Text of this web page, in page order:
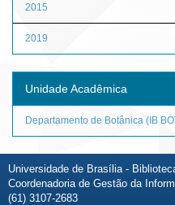
2015
2019
Unidade Acadêmica
Departamento de Botânica (IB
Universidade de Brasília -
Coordenadoria de Gestão da
(61) 3107-2683